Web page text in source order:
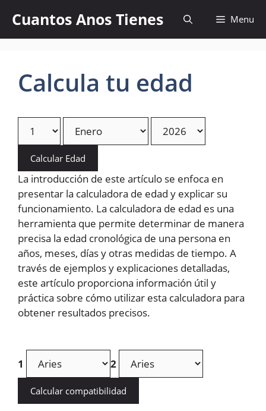
content
Cuantos Anos Tienes Menu
Calcula tu edad
Calcular Edad
La introducción de este artículo se enfoca en
presentar la calculadora de edad y explicar su
funcionamiento. La calculadora de edad es una
herramienta que permite determinar de manera
precisa la edad cronológica de una persona en
años, meses, días y otras medidas de tiempo. A
través de ejemplos y explicaciones detalladas,
este artículo proporciona información útil y
práctica sobre cómo utilizar esta calculadora para
obtener resultados precisos.
1 2
Calcular compatibilidad